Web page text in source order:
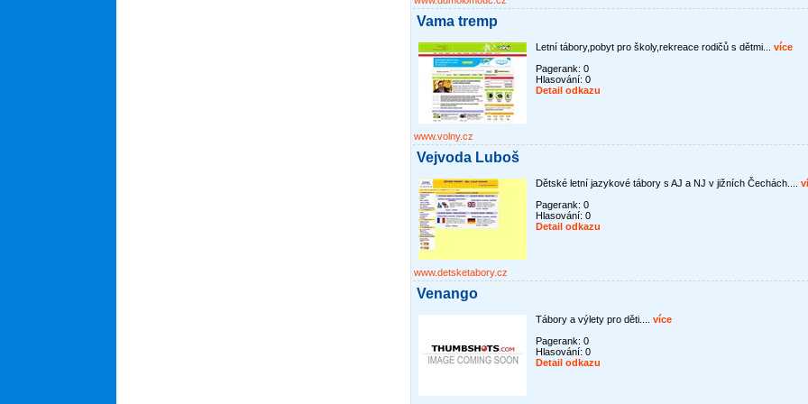
Vama tremp
Letní tábory,pobyt pro školy,rekreace rodičů s dětmi...
více
Pagerank: 0
Hlasování: 0
Detail odkazu
www.volny.cz
Vejvoda Luboš
Dětské letní jazykové tábory s AJ a NJ v jižních Čechách....
Pagerank: 0
Hlasování: 0
Detail odkazu
www.detsketabory.cz
Venango
Tábory a výlety pro děti....
více
Pagerank: 0
Hlasování: 0
Detail odkazu